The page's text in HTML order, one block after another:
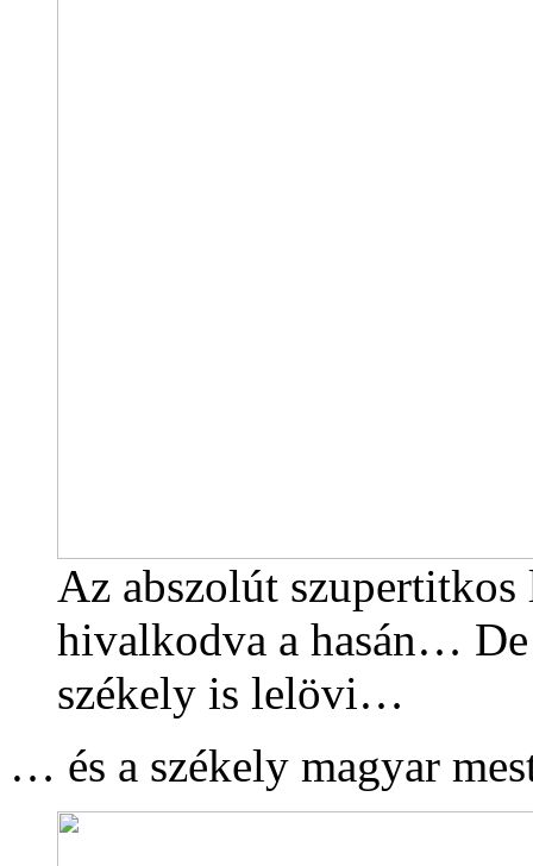
Az abszolút
hivalkodva a hasán…
székely is lelövi…
… és a székely magyar